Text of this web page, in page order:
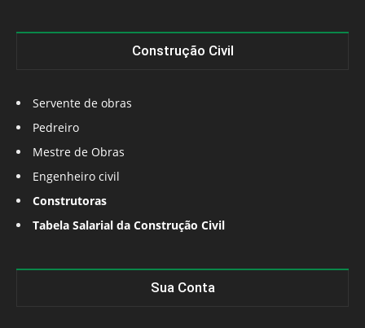
Construção Civil
Servente de obras
Pedreiro
Mestre de Obras
Engenheiro civil
Construtoras
Tabela Salarial da Construção Civil
Sua Conta